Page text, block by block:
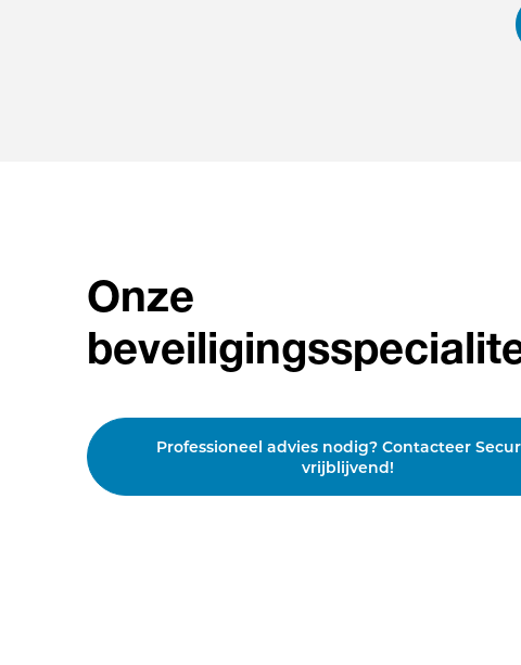
Onze
Professioneel advies nodig? Contacteer
vrijblijvend!